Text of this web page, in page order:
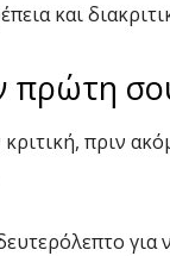
και
πρώτη
πριν